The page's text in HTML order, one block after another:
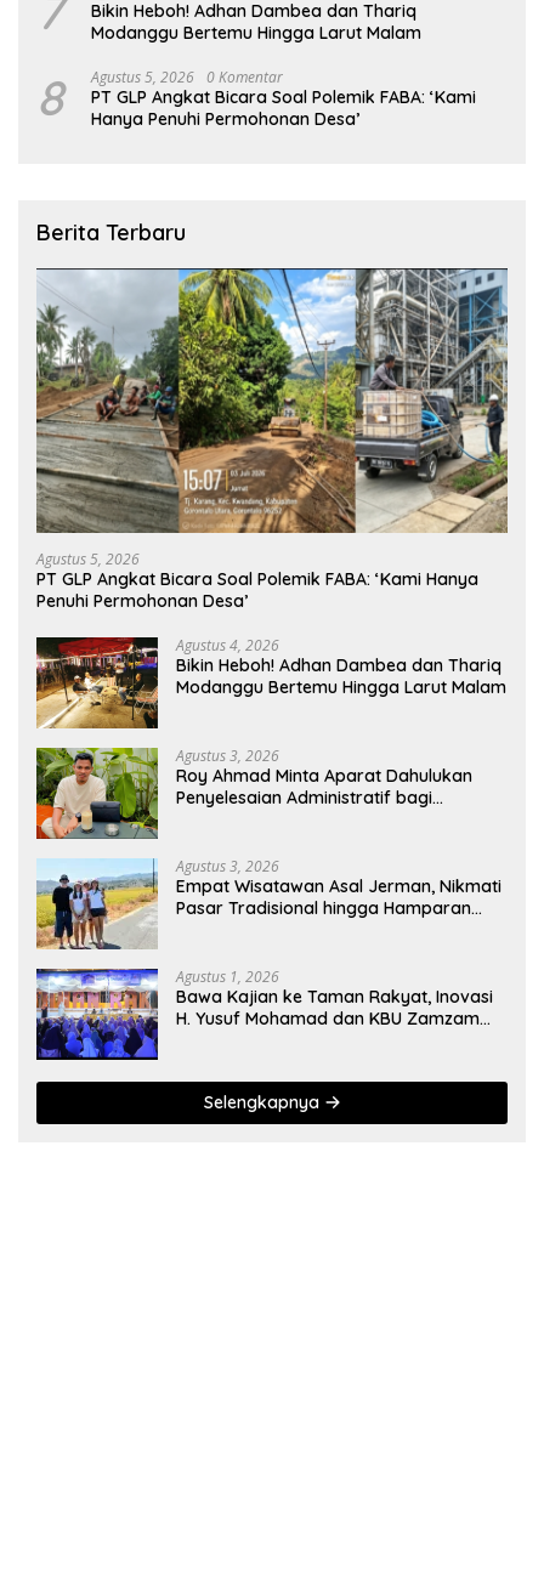
Bikin Heboh! Adhan Dambea dan Thariq
Modanggu Bertemu Hingga Larut Malam
8 Agustus 5, 2026 0 Komentar
PT GLP Angkat Bicara Soal Polemik FABA: ‘Kami
Hanya Penuhi Permohonan Desa’
Berita Terbaru
Agustus 5, 2026
PT GLP Angkat Bicara Soal Polemik FABA: ‘Kami Hanya
Penuhi Permohonan Desa’
Agustus 4, 2026
Bikin Heboh! Adhan Dambea dan Thariq
Modanggu Bertemu Hingga Larut Malam
Agustus 3, 2026
Roy Ahmad Minta Aparat Dahulukan
Penyelesaian Administratif bagi
Agustus 3, 2026
Empat Wisatawan Asal Jerman, Nikmati
Pasar Tradisional hingga Hamparan
Agustus 1, 2026
Bawa Kajian ke Taman Rakyat, Inovasi
H. Yusuf Mohamad dan KBU Zamzam
Selengkapnya